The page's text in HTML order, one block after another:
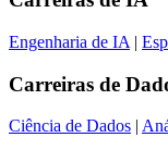
Engenharia de IA |
Carreiras de
Ciência de Dados |